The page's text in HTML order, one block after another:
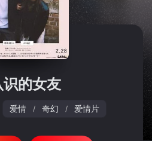
影片的记录
识的女友
爱情 / 奇幻 / 爱情片